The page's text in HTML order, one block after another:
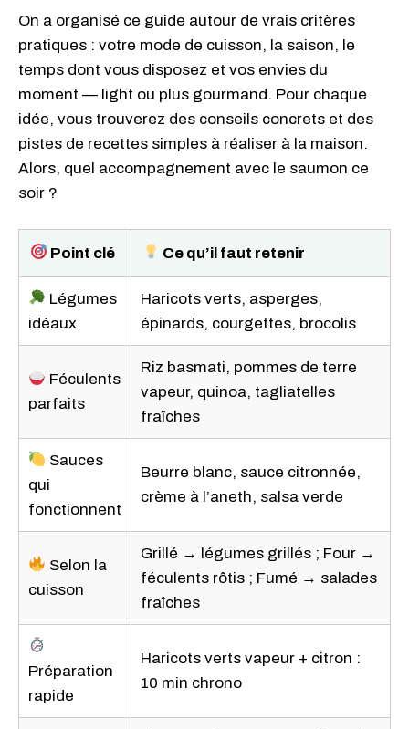
On a organisé ce guide autour de vrais critères
pratiques : votre mode de cuisson, la saison, le
temps dont vous disposez et vos envies du
moment — light ou plus gourmand. Pour chaque
idée, vous trouverez des conseils concrets et des
pistes de recettes simples à réaliser à la maison.
Alors, quel accompagnement avec le saumon ce
soir ?
Point clé Ce qu’il faut retenir
Légumes
idéaux
Haricots verts, asperges,
épinards, courgettes, brocolis
Féculents
parfaits
Riz basmati, pommes de terre
vapeur, quinoa, tagliatelles
fraîches
Sauces
qui
fonctionnent
Beurre blanc, sauce citronnée,
crème à l’aneth, salsa verde
Selon la
cuisson
Grillé → légumes grillés ; Four →
féculents rôtis ; Fumé → salades
fraîches
Préparation
rapide
Haricots verts vapeur + citron :
10 min chrono